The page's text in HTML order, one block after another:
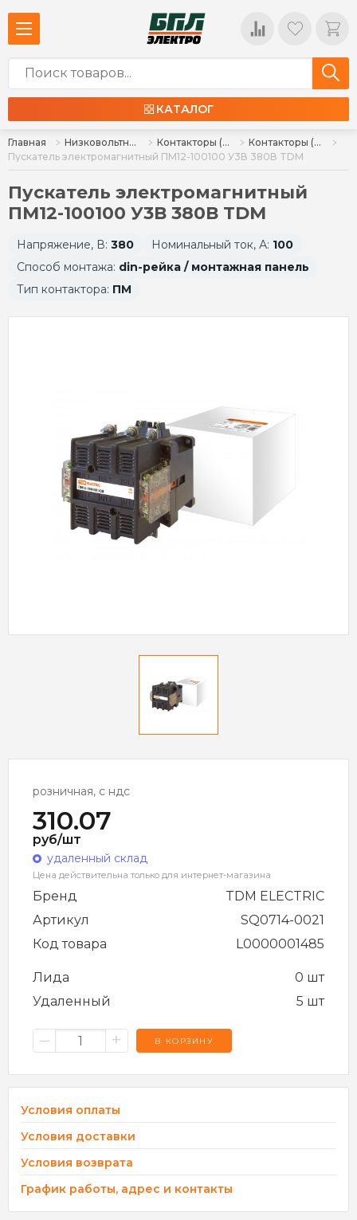
КАТАЛОГ
Главная Низковольтное оборудование Контакторы (пускатели), комплектующие
Контакторы (пускатели)
Пускатель электромагнитный ПМ12-100100 У3В 380В TDM
Пускатель электромагнитный
ПМ12-100100 У3В 380В TDM
Напряжение, В: 380 Номинальный ток, А: 100
Способ монтажа: din-рейка / монтажная панель
Тип контактора: ПМ
розничная, с ндс
310.07
руб/шт
удаленный склад
Цена действительна только для интернет-магазина
Бренд
TDM ELECTRIC
Артикул
SQ0714-0021
Код товара
L0000001485
Лида
0 шт
Удаленный
5 шт
– + В КОРЗИНУ
Условия оплаты
Условия доставки
Условия возврата
График работы, адрес и контакты